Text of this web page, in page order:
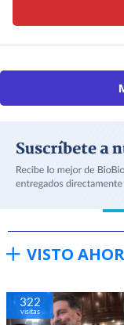
VISTO
322
visitas